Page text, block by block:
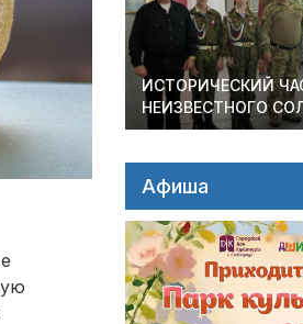
ИСТОРИЧЕСКИЙ
НЕИЗВЕСТНОГО
Афиша